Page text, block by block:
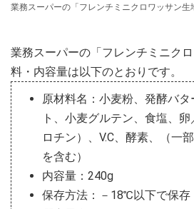
業務スーパーの「フレンチミニクロワッサン生
業務スーパーの「フレンチミニク
料・内容量は以下のとおりです。
原材料名：小麦粉、発酵バ
ト、小麦グルテン、食塩、
ロチン）、V.C、酵素、（一
を含む）
内容量：240g
保存方法：－18℃以下で保存